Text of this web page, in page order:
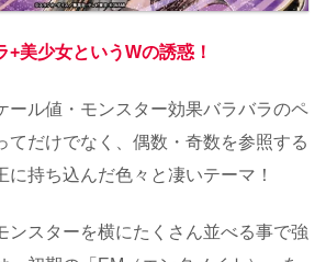
+美少女というWの誘惑！
ール値・モンスター効果バラバラのペ
てだけでなく、偶数・奇数を参照する
に持ち込んだ色々と凄いテーマ！
ンスターを横にたくさん並べる事で強